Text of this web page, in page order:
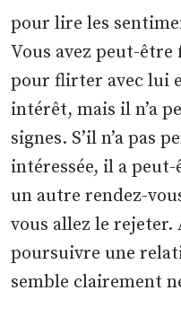
pour lire les
Vous avez peut-
pour flirter avec lui
intérêt, mais il n’a
signes. S’il n’a pas
intéressée, il a
un autre rendez-
vous allez le
poursuivre une
semble clairement